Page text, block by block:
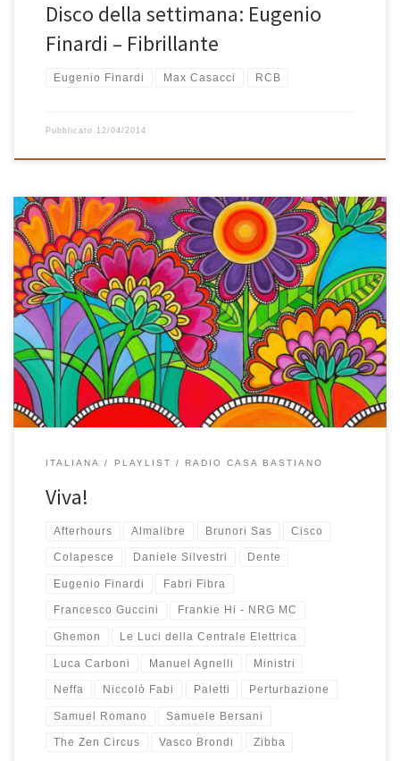
Disco della settimana: Eugenio
Finardi – Fibrillante
Eugenio Finardi Max Casacci RCB
Pubblicato 12/04/2014
Che è arrivata la primavera anche a Radio Casa Bastiano lo si
capisce da subito, dall’intro di Gli Artisti, quella bella canzone
di Francesco Guccini che inizia con il cinguettio degli uccellini
accompagnato da dolci note suonate al pianoforte. E’ così che si
presenta, dopo aver premuto il tasto play, la nuova playlist di
Radio […]
ITALIANA PLAYLIST RADIO CASA BASTIANO
Viva!
Afterhours Almalibre Brunori Sas Cisco
Colapesce Daniele Silvestri Dente
Eugenio Finardi Fabri Fibra
Francesco Guccini Frankie Hi - NRG MC
Ghemon Le Luci della Centrale Elettrica
Luca Carboni Manuel Agnelli Ministri
Neffa Niccolò Fabi Paletti Perturbazione
Samuel Romano Samuele Bersani
The Zen Circus Vasco Brondi Zibba